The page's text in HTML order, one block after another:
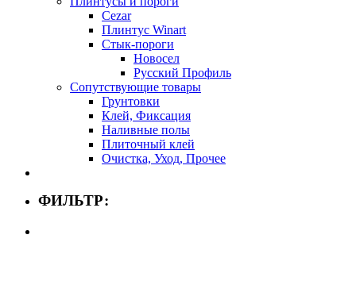
Cezar
Плинтус Winart
Стык-пороги
Новосел
Русский Профиль
Сопутствующие товары
Грунтовки
Клей, Фиксация
Наливные полы
Плиточный клей
Очистка, Уход, Прочее
ФИЛЬТР: